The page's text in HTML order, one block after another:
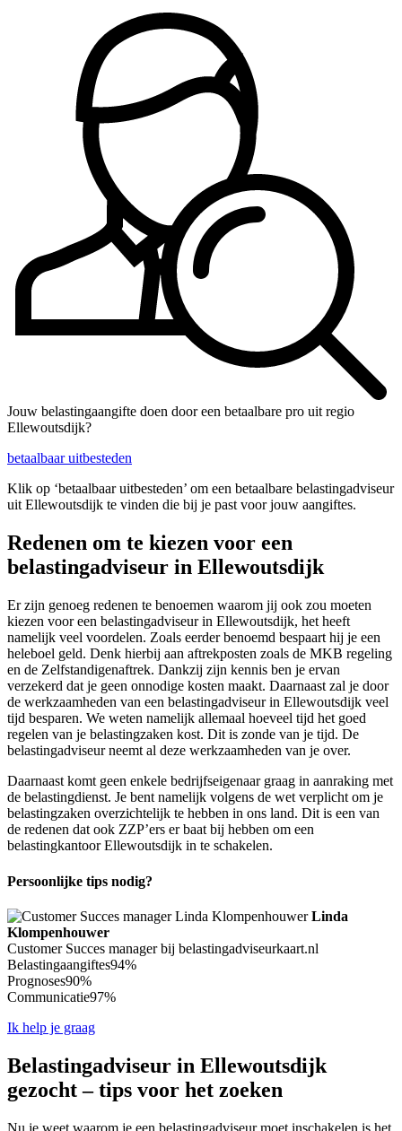
Jouw belastingaangifte doen door een betaalbare pro uit regio
Ellewoutsdijk?
betaalbaar uitbesteden
Klik op ‘betaalbaar uitbesteden’ om een betaalbare belastingadviseur
uit Ellewoutsdijk te vinden die bij je past voor jouw aangiftes.
Redenen om te kiezen voor een
belastingadviseur in Ellewoutsdijk
Er zijn genoeg redenen te benoemen waarom jij ook zou moeten
kiezen voor een belastingadviseur in Ellewoutsdijk, het heeft
namelijk veel voordelen. Zoals eerder benoemd bespaart hij je een
heleboel geld. Denk hierbij aan aftrekposten zoals de MKB regeling
en de Zelfstandigenaftrek. Dankzij zijn kennis ben je ervan
verzekerd dat je geen onnodige kosten maakt. Daarnaast zal je door
de werkzaamheden van een belastingadviseur in Ellewoutsdijk veel
tijd besparen. We weten namelijk allemaal hoeveel tijd het goed
regelen van je belastingzaken kost. Dit is zonde van je tijd. De
belastingadviseur neemt al deze werkzaamheden van je over.
Daarnaast komt geen enkele bedrijfseigenaar graag in aanraking met
de belastingdienst. Je bent namelijk volgens de wet verplicht om je
belastingzaken overzichtelijk te hebben in ons land. Dit is een van
de redenen dat ook ZZP’ers er baat bij hebben om een
belastingkantoor Ellewoutsdijk in te schakelen.
Persoonlijke tips nodig?
Linda
Klompenhouwer
Customer Succes manager bij belastingadviseurkaart.nl
Belastingaangiftes94%
Prognoses90%
Communicatie97%
Ik help je graag
Belastingadviseur in Ellewoutsdijk
gezocht – tips voor het zoeken
Nu je weet waarom je een belastingadviseur moet inschakelen is het